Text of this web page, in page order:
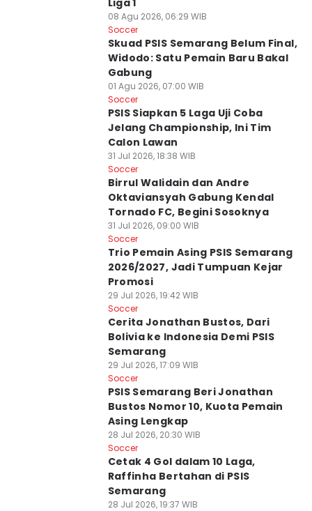
Liga 1
08 Agu 2026, 06:29 WIB
Soccer
Skuad PSIS Semarang Belum Final,
Widodo: Satu Pemain Baru Bakal
Gabung
01 Agu 2026, 07:00 WIB
Soccer
PSIS Siapkan 5 Laga Uji Coba
Jelang Championship, Ini Tim
Calon Lawan
31 Jul 2026, 18:38 WIB
Soccer
Birrul Walidain dan Andre
Oktaviansyah Gabung Kendal
Tornado FC, Begini Sosoknya
31 Jul 2026, 09:00 WIB
Soccer
Trio Pemain Asing PSIS Semarang
2026/2027, Jadi Tumpuan Kejar
Promosi
29 Jul 2026, 19:42 WIB
Soccer
Cerita Jonathan Bustos, Dari
Bolivia ke Indonesia Demi PSIS
Semarang
29 Jul 2026, 17:09 WIB
Soccer
PSIS Semarang Beri Jonathan
Bustos Nomor 10, Kuota Pemain
Asing Lengkap
28 Jul 2026, 20:30 WIB
Soccer
Cetak 4 Gol dalam 10 Laga,
Raffinha Bertahan di PSIS
Semarang
28 Jul 2026, 19:37 WIB